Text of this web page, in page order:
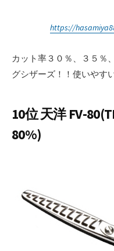
https://
カット率３０％、３５％
グシザーズ！！使いやす
10位 天洋 FV-
80%)